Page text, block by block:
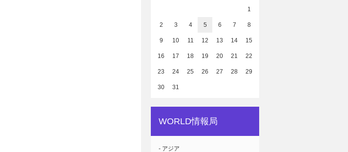
1
2 3 4 5 6 7 8
9 10 11 12 13 14 15
16 17 18 19 20 21 22
23 24 25 26 27 28 29
30 31
WORLD情報局
- アジア